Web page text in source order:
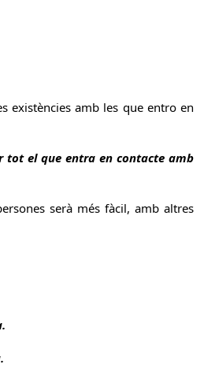
existències amb les que entro en
tot el que entra en contacte amb
serà més fàcil, amb altres